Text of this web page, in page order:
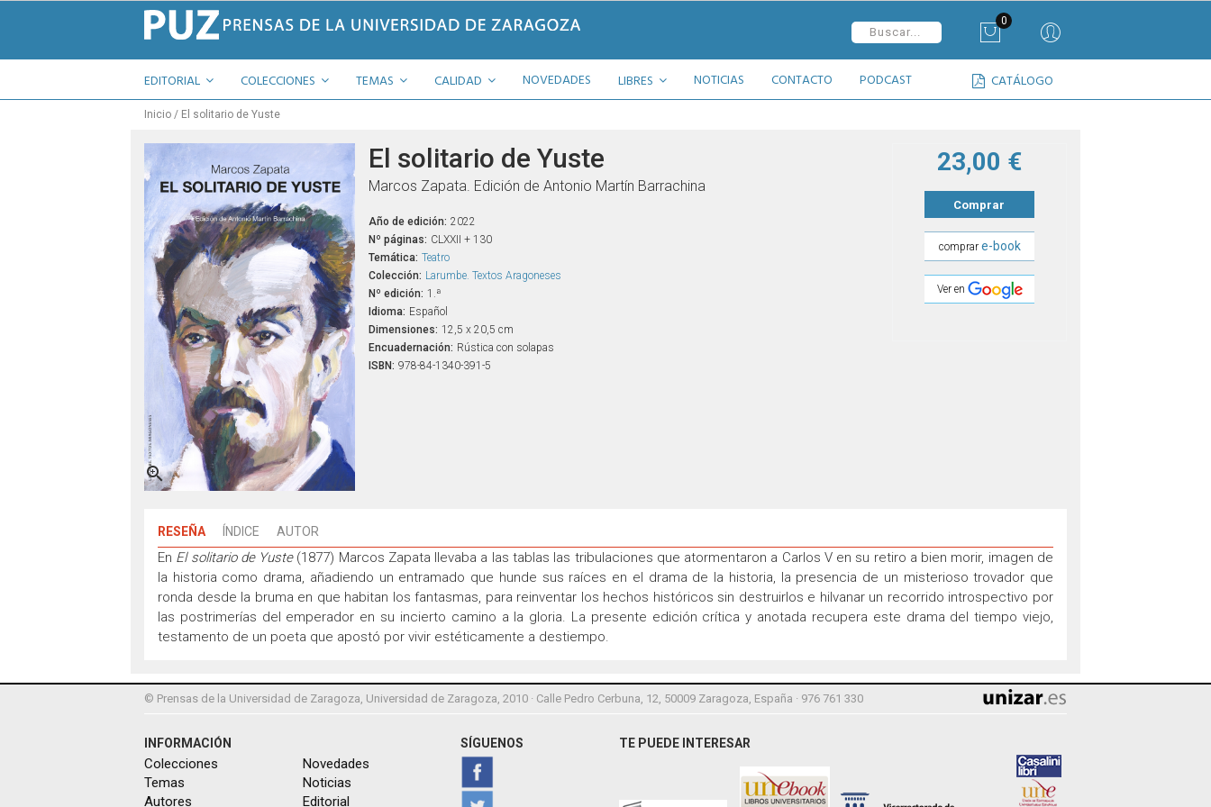
0
EDITORIAL COLECCIONES TEMAS CATÁLOGO
CALIDAD NOVEDADES LIBRES NOTICIAS CONTACTO PODCAST
Inicio El solitario de Yuste

El solitario de Yuste
Marcos Zapata. Edición de Antonio Martín Barrachina
Año de edición: 2022
Nº páginas: CLXXII + 130
Temática: Teatro
Colección: Larumbe. Textos Aragoneses
Nº edición: 1.ª
Idioma: Español
Dimensiones: 12,5 x 20,5 cm
Encuadernación: Rústica con solapas
ISBN: 978-84-1340-391-5
23,00 €
Comprar
comprar e-book
Ver en
RESEÑA ÍNDICE AUTOR
En El solitario de Yuste(1877) Marcos Zapata llevaba a las tablas las tribulaciones que atormentaron a Carlos V en su retiro a bien morir, imagen de
la historia como drama, añadiendo un entramado que hunde sus raíces en el drama de la historia, la presencia de un misterioso trovador que
ronda desde la bruma en que habitan los fantasmas, para reinventar los hechos históricos sin destruirlos e hilvanar un recorrido introspectivo por
las postrimerías del emperador en su incierto camino a la gloria. La presente edición crítica y anotada recupera este drama del tiempo viejo,
testamento de un poeta que apostó por vivir estéticamente a destiempo.
© Prensas de la Universidad de Zaragoza, Universidad de Zaragoza, 2010 · Calle Pedro Cerbuna, 12, 50009 Zaragoza, España · 976 761 330
INFORMACIÓN
Colecciones
Temas
Autores
Novedades
Noticias
Editorial
SÍGUENOS TE PUEDE INTERESAR